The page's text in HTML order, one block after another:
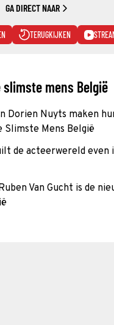
GA DIRECT NAAR
TERUGKIJKEN
mens België
Dorien Nuyts maken
Slimste Mens België
de acteerwereld even
Van Gucht is de